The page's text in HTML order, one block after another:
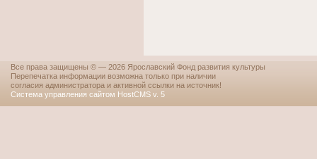
Все права защищены © — 2026 Ярославский Фонд развития культуры
Перепечатка информации возможна только при наличии
согласия администратора и активной ссылки на источник!
Система управления сайтом HostCMS v. 5